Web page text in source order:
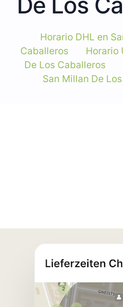
Horario DHL en
Caballeros
Horario
De Los Caballeros
San Millan De